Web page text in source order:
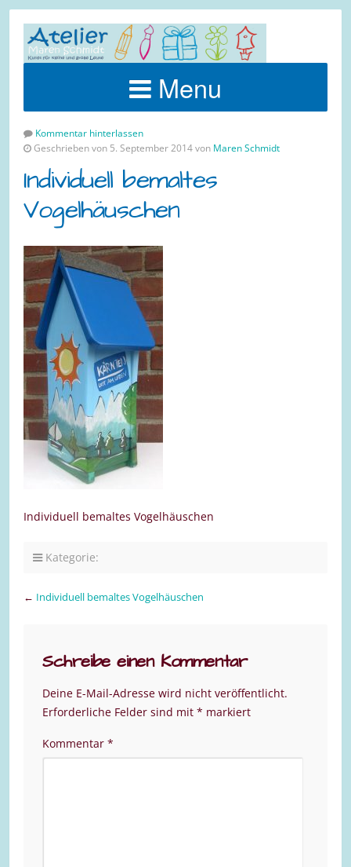
Menu
Kommentar hinterlassen
Geschrieben von 5. September 2014 von Maren Schmidt
Individuell bemaltes
Vogelhäuschen
Individuell bemaltes Vogelhäuschen
Kategorie:
← Individuell bemaltes Vogelhäuschen
Schreibe einen Kommentar
Deine E-Mail-Adresse wird nicht veröffentlicht.
Erforderliche Felder sind mit * markiert
Kommentar *